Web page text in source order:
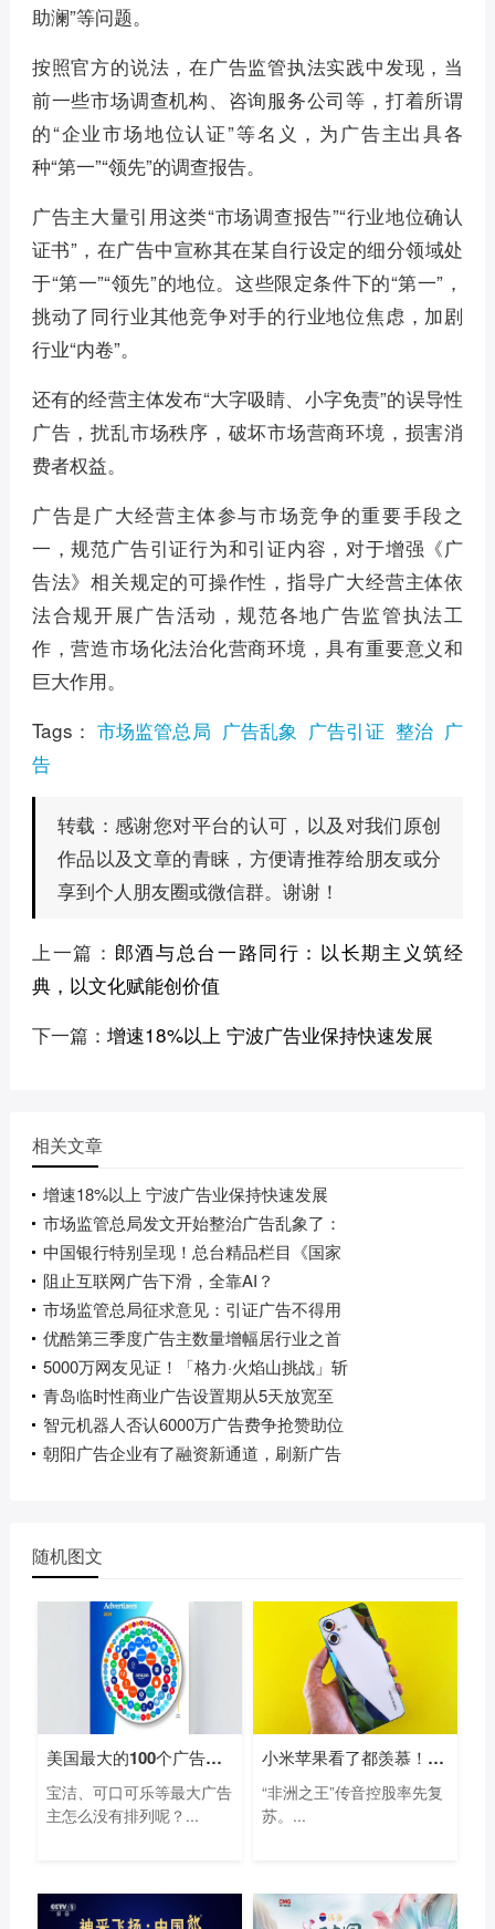
助澜”等问题。
按照官方的说法，在广告监管执法实践中发现，当
前一些市场调查机构、咨询服务公司等，打着所谓
的“企业市场地位认证”等名义，为广告主出具各
种“第一”“领先”的调查报告。
广告主大量引用这类“市场调查报告”“行业地位确认
证书”，在广告中宣称其在某自行设定的细分领域处
于“第一”“领先”的地位。这些限定条件下的“第一”，
挑动了同行业其他竞争对手的行业地位焦虑，加剧
行业“内卷”。
还有的经营主体发布“大字吸睛、小字免责”的误导性
广告，扰乱市场秩序，破坏市场营商环境，损害消
费者权益。
广告是广大经营主体参与市场竞争的重要手段之
一，规范广告引证行为和引证内容，对于增强《广
告法》相关规定的可操作性，指导广大经营主体依
法合规开展广告活动，规范各地广告监管执法工
作，营造市场化法治化营商环境，具有重要意义和
巨大作用。
Tags：市场监管总局 广告乱象 广告引证 整治 广
告
转载： 感谢您对平台的认可，以及对我们原创
作品以及文章的青睐，方便请推荐给朋友或分
享到个人朋友圈或微信群。谢谢！
上一篇： 郎酒与总台一路同行：以长期主义筑经
典，以文化赋能创价值
下一篇： 增速18%以上 宁波广告业保持快速发展
相关文章
增速18%以上 宁波广告业保持快速发展
市场监管总局发文开始整治广告乱象了：
中国银行特别呈现！总台精品栏目《国家
阻止互联网广告下滑，全靠AI？
市场监管总局征求意见：引证广告不得用
优酷第三季度广告主数量增幅居行业之首
5000万网友见证！「格力·火焰山挑战」斩
青岛临时性商业广告设置期从5天放宽至
智元机器人否认6000万广告费争抢赞助位
朝阳广告企业有了融资新通道，刷新广告
随机图文
美国最大的100个广告主名单：亚马逊等电
宝洁、可口可乐等最大广告
主怎么没有排列呢？...
小米苹果看了都羡慕！“非洲手机之王”
“非洲之王”传音控股率先复
苏。...